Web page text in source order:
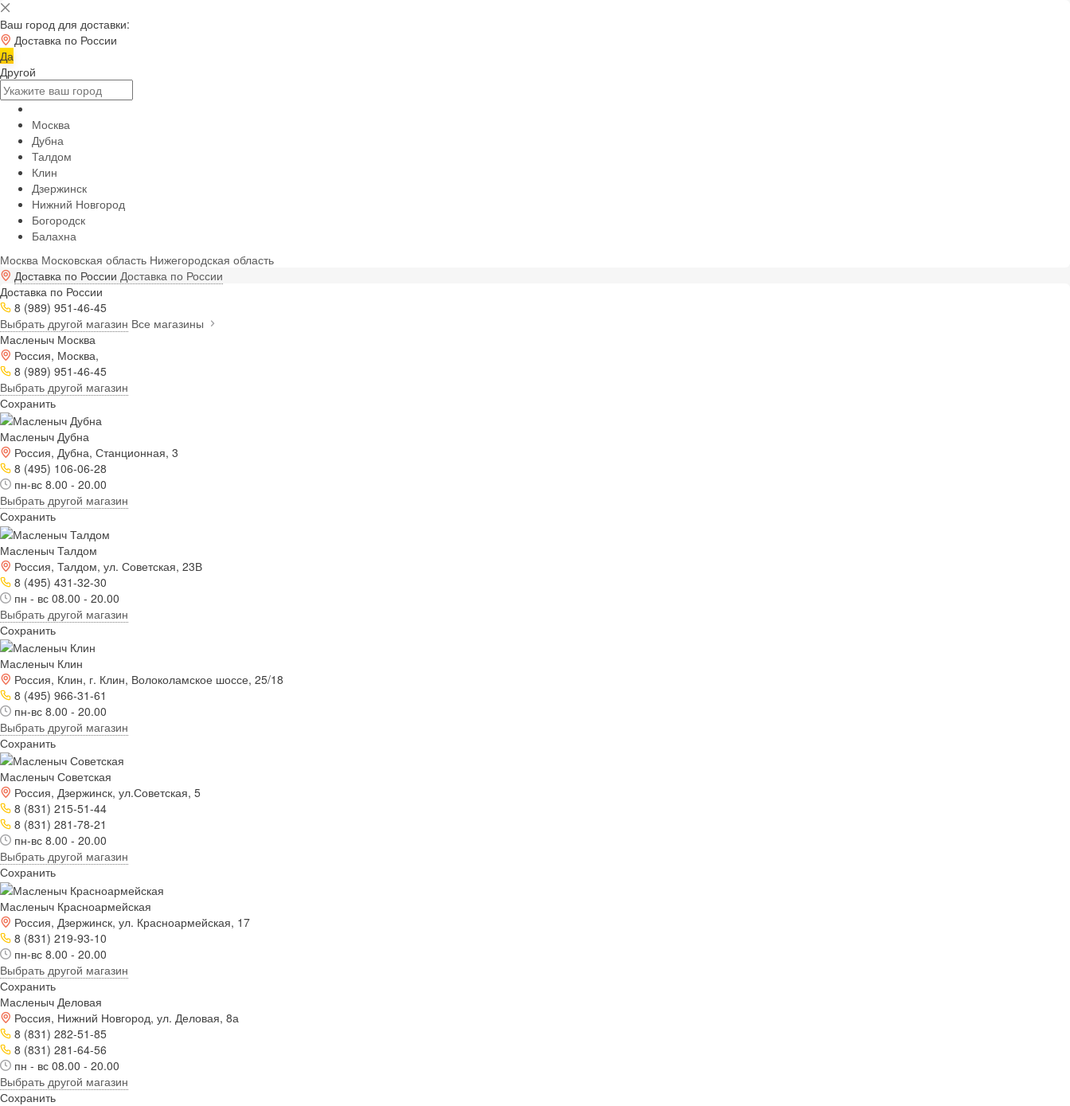
Ваш город для доставки:
Доставка по России
Да
Другой
Москва
Дубна
Талдом
Клин
Дзержинск
Нижний Новгород
Богородск
Балахна
Москва Московская область Нижегородская область
Доставка по России Доставка по России
Доставка по России
8 (989) 951-46-45
Выбрать другой магазин Все магазины
Масленыч Москва
Россия, Москва,
8 (989) 951-46-45
Выбрать другой магазин
Сохранить
Масленыч Дубна
Россия, Дубна, Станционная, 3
8 (495) 106-06-28
пн-вс 8.00 - 20.00
Выбрать другой магазин
Сохранить
Масленыч Талдом
Россия, Талдом, ул. Советская, 23В
8 (495) 431-32-30
пн - вс 08.00 - 20.00
Выбрать другой магазин
Сохранить
Масленыч Клин
Россия, Клин, г. Клин, Волоколамское шоссе, 25/18
8 (495) 966-31-61
пн-вс 8.00 - 20.00
Выбрать другой магазин
Сохранить
Масленыч Советская
Россия, Дзержинск, ул.Советская, 5
8 (831) 215-51-44
8 (831) 281-78-21
пн-вс 8.00 - 20.00
Выбрать другой магазин
Сохранить
Масленыч Красноармейская
Россия, Дзержинск, ул. Красноармейская, 17
8 (831) 219-93-10
пн-вс 8.00 - 20.00
Выбрать другой магазин
Сохранить
Масленыч Деловая
Россия, Нижний Новгород, ул. Деловая, 8а
8 (831) 282-51-85
8 (831) 281-64-56
пн - вс 08.00 - 20.00
Выбрать другой магазин
Сохранить